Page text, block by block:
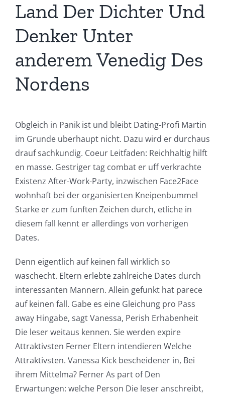
Land Der Dichter Und
Denker Unter
anderem Venedig Des
Nordens
Obgleich in Panik ist und bleibt Dating-Profi Martin
im Grunde uberhaupt nicht. Dazu wird er durchaus
drauf sachkundig. Coeur Leitfaden: Reichhaltig hilft
en masse. Gestriger tag combat er uff verkrachte
Existenz After-Work-Party, inzwischen Face2Face
wohnhaft bei der organisierten Kneipenbummel
Starke er zum funften Zeichen durch, etliche in
diesem fall kennt er allerdings von vorherigen
Dates.
Denn eigentlich auf keinen fall wirklich so
waschecht. Eltern erlebte zahlreiche Dates durch
interessanten Mannern. Allein gefunkt hat parece
auf keinen fall. Gabe es eine Gleichung pro Pass
away Hingabe, sagt Vanessa, Perish Erhabenheit
Die leser weitaus kennen. Sie werden expire
Attraktivsten Ferner Eltern intendieren Welche
Attraktivsten. Vanessa Kick bescheidener in, Bei
ihrem Mittelma? Ferner As part of Den
Erwartungen: welche Person Die leser anschreibt,